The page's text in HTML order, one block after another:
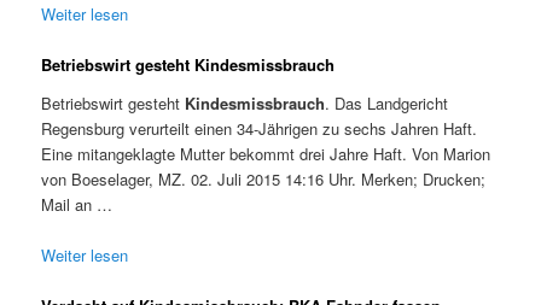
Weiter lesen
Betriebswirt gesteht Kindesmissbrauch
Betriebswirt gesteht Kindesmissbrauch. Das Landgericht
Regensburg verurteilt einen 34-Jährigen zu sechs Jahren Haft.
Eine mitangeklagte Mutter bekommt drei Jahre Haft. Von Marion
von Boeselager, MZ. 02. Juli 2015 14:16 Uhr. Merken; Drucken;
Mail an …
Weiter lesen